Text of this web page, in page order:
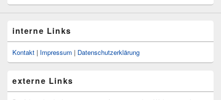
interne Links
Kontakt | Impressum | Datenschutzerklärung
externe Links